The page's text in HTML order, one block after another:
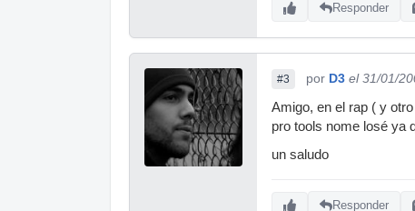
Responder
#3 por D3 el 31/01/
Amigo, en el rap ( y
pro tools nome losé ya
un saludo
Responder